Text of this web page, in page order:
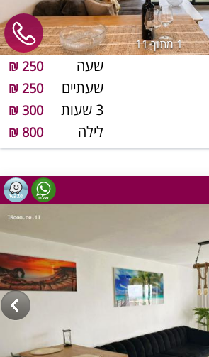
1מתוך 11
שעה 250 ₪
שעתיים 250 ₪
3 שעות 300 ₪
לילה 800 ₪